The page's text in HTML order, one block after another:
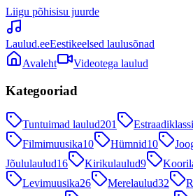
Liigu põhisisu juurde
Laulud.eeEestikeelsed laulusõnad
Avaleht
Videotega laulud
Kategooriad
Tuntuimad laulud201
Filmimuusika10 Hümnid10
Jõululaulud16 Kirikulaulud9
Levimuusika26 Merelaulud32